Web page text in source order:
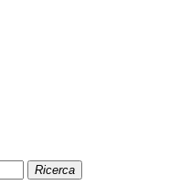
Ricerca